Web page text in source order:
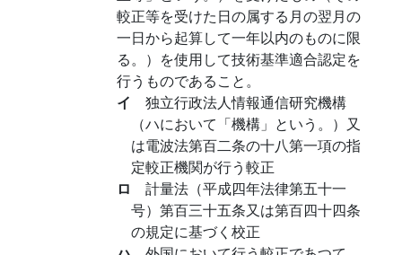
較正等を受けた日の属する月の翌月の
一日から起算して一年以内のものに限
る。）を使用して技術基準適合認定を
行うものであること。
イ 独立行政法人情報通信研究機構
（ハにおいて「機構」という。）又
は電波法第百二条の十八第一項の指
定較正機関が行う較正
ロ 計量法（平成四年法律第五十一
号）第百三十五条又は第百四十四条
の規定に基づく校正